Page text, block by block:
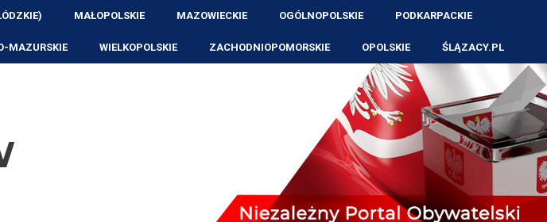
MAŁOPOLSKIE MAZOWIECKIE OGÓLNOPOLSKIE PODKARPACKIE
MAZURSKIE WIELKOPOLSKIE ZACHODNIOPOMORSKIE OPOLSKIE ŚLĄZACY.PL